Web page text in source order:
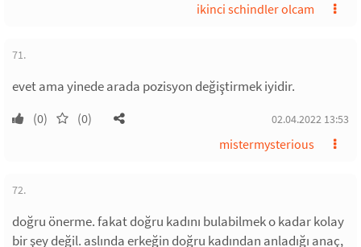
ikinci schindler olcam
71.
evet ama yinede arada pozisyon değiştirmek iyidir.
(0) (0) 02.04.2022 13:53
mistermysterious
72.
doğru önerme. fakat doğru kadını bulabilmek o kadar kolay
bir şey değil. aslında erkeğin doğru kadından anladığı anaç,